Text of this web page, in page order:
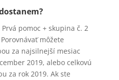
pomoc + skupina č. 2
môžete
za najsilnejší mesiac
2019, alebo celkovú
za rok 2019. Ak ste